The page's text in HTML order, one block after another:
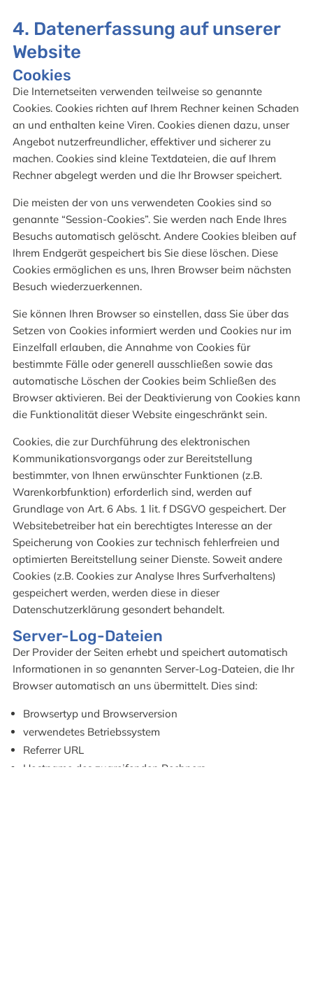
4. Datenerfassung auf unserer
Website
Cookies
Die Internetseiten verwenden teilweise so genannte
Cookies. Cookies richten auf Ihrem Rechner keinen Schaden
an und enthalten keine Viren. Cookies dienen dazu, unser
Angebot nutzerfreundlicher, effektiver und sicherer zu
machen. Cookies sind kleine Textdateien, die auf Ihrem
Rechner abgelegt werden und die Ihr Browser speichert.
Die meisten der von uns verwendeten Cookies sind so
genannte “Session-Cookies”. Sie werden nach Ende Ihres
Besuchs automatisch gelöscht. Andere Cookies bleiben auf
Ihrem Endgerät gespeichert bis Sie diese löschen. Diese
Cookies ermöglichen es uns, Ihren Browser beim nächsten
Besuch wiederzuerkennen.
Sie können Ihren Browser so einstellen, dass Sie über das
Setzen von Cookies informiert werden und Cookies nur im
Einzelfall erlauben, die Annahme von Cookies für
bestimmte Fälle oder generell ausschließen sowie das
automatische Löschen der Cookies beim Schließen des
Browser aktivieren. Bei der Deaktivierung von Cookies kann
die Funktionalität dieser Website eingeschränkt sein.
Cookies, die zur Durchführung des elektronischen
Kommunikationsvorgangs oder zur Bereitstellung
bestimmter, von Ihnen erwünschter Funktionen (z.B.
Warenkorbfunktion) erforderlich sind, werden auf
Grundlage von Art. 6 Abs. 1 lit. f DSGVO gespeichert. Der
Websitebetreiber hat ein berechtigtes Interesse an der
Speicherung von Cookies zur technisch fehlerfreien und
optimierten Bereitstellung seiner Dienste. Soweit andere
Cookies (z.B. Cookies zur Analyse Ihres Surfverhaltens)
gespeichert werden, werden diese in dieser
Datenschutzerklärung gesondert behandelt.
Server-Log-Dateien
Der Provider der Seiten erhebt und speichert automatisch
Informationen in so genannten Server-Log-Dateien, die Ihr
Browser automatisch an uns übermittelt. Dies sind:
Browsertyp und Browserversion
verwendetes Betriebssystem
Referrer URL
Hostname des zugreifenden Rechners